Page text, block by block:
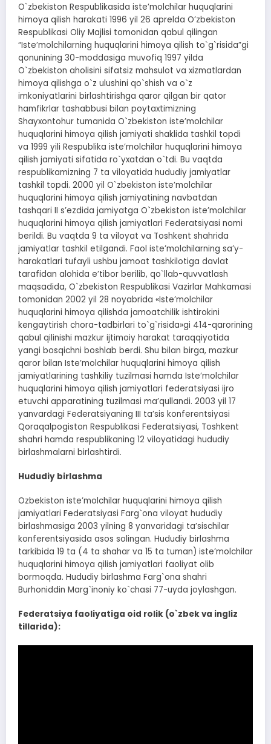
O`zbekiston Respublikasida isteʼmolchilar huquqlarini
himoya qilish harakati 1996 yil 26 aprelda Oʼzbekiston
Respublikasi Oliy Majlisi tomonidan qabul qilingan
“Isteʼmolchilarning huquqlarini himoya qilish to`g`risida”gi
qonunining 30-moddasiga muvofiq 1997 yilda
O`zbekiston aholisini sifatsiz mahsulot va xizmatlardan
himoya qilishga o`z ulushini qo`shish va o`z
imkoniyatlarini birlashtirishga qaror qilgan bir qator
hamfikrlar tashabbusi bilan poytaxtimizning
Shayxontohur tumanida O`zbekiston isteʼmolchilar
huquqlarini himoya qilish jamiyati shaklida tashkil topdi
va 1999 yili Respublika isteʼmolchilar huquqlarini himoya
qilish jamiyati sifatida ro`yxatdan o`tdi. Bu vaqtda
respublikamizning 7 ta viloyatida hududiy jamiyatlar
tashkil topdi. 2000 yil O`zbekiston isteʼmolchilar
huquqlarini himoya qilish jamiyatining navbatdan
tashqari II sʼezdida jamiyatga O`zbekiston isteʼmolchilar
huquqlarini himoya qilish jamiyatlari Federatsiyasi nomi
berildi. Bu vaqtda 9 ta viloyat va Toshkent shahrida
jamiyatlar tashkil etilgandi. Faol isteʼmolchilarning saʼy-
harakatlari tufayli ushbu jamoat tashkilotiga davlat
tarafidan alohida eʼtibor berilib, qo`llab-quvvatlash
maqsadida, O`zbekiston Respublikasi Vazirlar Mahkamasi
tomonidan 2002 yil 28 noyabrida «Isteʼmolchilar
huquqlarini himoya qilishda jamoatchilik ishtirokini
kengaytirish chora-tadbirlari to`g`risida»gi 414-qarorining
qabul qilinishi mazkur ijtimoiy harakat taraqqiyotida
yangi bosqichni boshlab berdi. Shu bilan birga, mazkur
qaror bilan Isteʼmolchilar huquqlarini himoya qilish
jamiyatlarining tashkiliy tuzilmasi hamda Isteʼmolchilar
huquqlarini himoya qilish jamiyatlari federatsiyasi ijro
etuvchi apparatining tuzilmasi maʼqullandi. 2003 yil 17
yanvardagi Federatsiyaning III taʼsis konferentsiyasi
Qoraqalpogiston Respublikasi Federatsiyasi, Toshkent
shahri hamda respublikaning 12 viloyatidagi hududiy
birlashmalarni birlashtirdi.
Hududiy birlashma
Ozbekiston isteʼmolchilar huquqlarini himoya qilish
jamiyatlari Federatsiyasi Farg`ona viloyat hududiy
birlashmasiga 2003 yilning 8 yanvaridagi taʼsischilar
konferentsiyasida asos solingan. Hududiy birlashma
tarkibida 19 ta (4 ta shahar va 15 ta tuman) isteʼmolchilar
huquqlarini himoya qilish jamiyatlari faoliyat olib
bormoqda. Hududiy birlashma Farg`ona shahri
Burhoniddin Marg`inoniy ko`chasi 77-uyda joylashgan.
Federatsiya faoliyatiga oid rolik (o`zbek va ingliz
tillarida):